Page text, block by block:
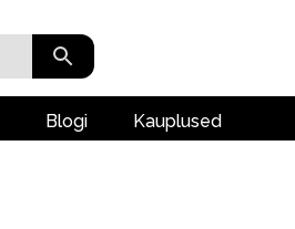
Blogi Kauplused